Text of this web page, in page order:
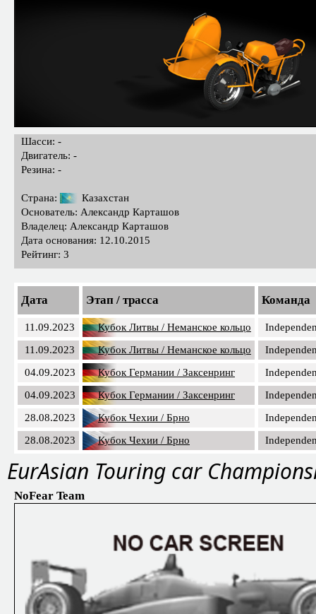
Шасси: -
Двигатель: -
Резина: -
Страна:
Казахстан
Основатель: Александр Карташов
Владелец: Александр Карташов
Дата основания: 12.10.2015
Рейтинг: 3
Дата Этап / трасса Команда
11.09.2023 Кубок Литвы / Неманское кольцо
11.09.2023
Кубок Литвы / Неманское кольцо
04.09.2023
Кубок Германии / Заксенринг
04.09.2023
Кубок Германии / Заксенринг
28.08.2023
Кубок Чехии / Брно
28.08.2023
Кубок Чехии / Брно
EurAsian Touring car
NoFear Team